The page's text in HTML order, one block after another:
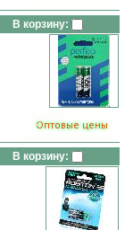
В корзину:
В корзину: